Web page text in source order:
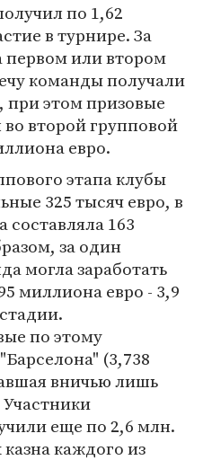
по 1,62
в турнире. За
или втором
команды получали
при этом призовые
второй групповой
евро.
этапа клубы
325 тысяч евро, в
составляла 163
за один
могла заработать
миллиона евро - 3,9
по этому
(3,738
вничью лишь
еще по 2,6 млн.
каждого из